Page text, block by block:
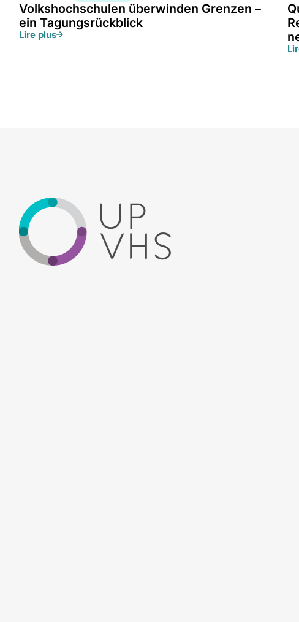
Volkshochschulen überwinden Grenzen –
ein Tagungsrückblick
Lire plus